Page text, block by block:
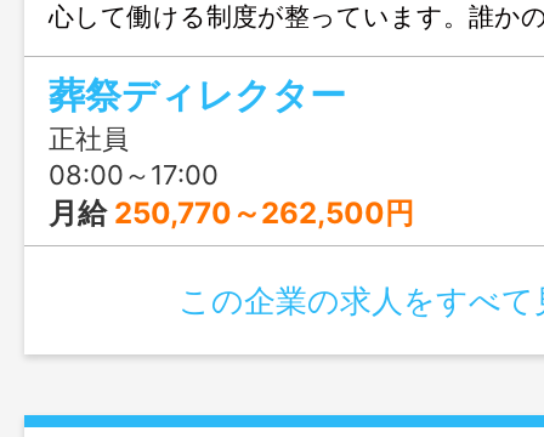
心して働ける制度が整っています。誰か
とに、知識は必要ありません。❝人に喜ん
い❞という気持ちがあれば、成長してい
迎しているので、お気軽にご応募くださ
葬祭ディレクター
正社員
08:00～17:00
月給 250,770～262,500円
この企業の求人をすべて